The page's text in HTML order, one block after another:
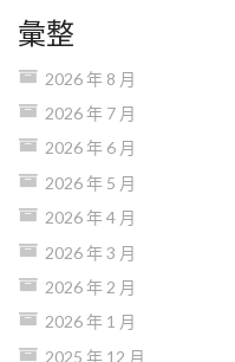
彙整
2026 年 8 月
2026 年 7 月
2026 年 6 月
2026 年 5 月
2026 年 4 月
2026 年 3 月
2026 年 2 月
2026 年 1 月
2025 年 12 月